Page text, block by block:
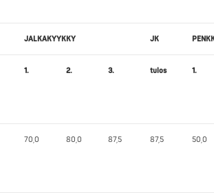
JALKAKYYKKY JK
1. 2. 3. tulos 1.
70,0 80,0 87,5 87,5 50,0